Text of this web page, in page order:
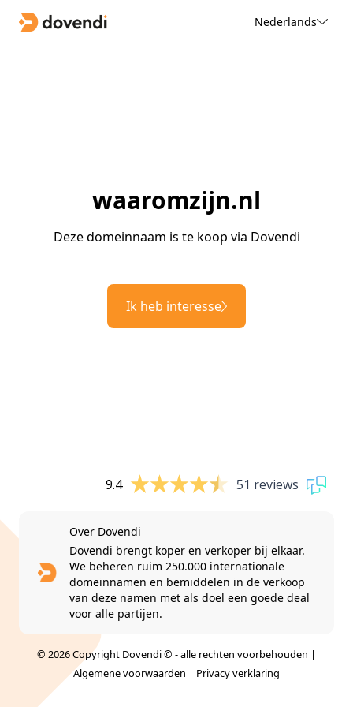
Nederlands
waaromzijn.nl
Deze domeinnaam is te koop via Dovendi
Ik heb interesse
9.4 51 reviews
Over Dovendi
Dovendi brengt koper en verkoper bij elkaar.
We beheren ruim 250.000 internationale
domeinnamen en bemiddelen in de verkoop
van deze namen met als doel een goede deal
voor alle partijen.
© 2026 Copyright Dovendi © - alle rechten voorbehouden |
Algemene voorwaarden | Privacy verklaring